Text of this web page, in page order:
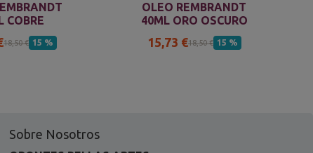
COBRE
18,50 € 15 %
OLEO REMBRANDT
40ML ORO OSCURO
15,73 €18,50 € 15 %
Sobre Nosotros